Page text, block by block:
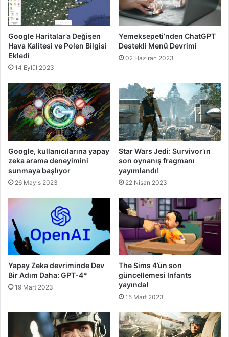
Google Haritalar’a Değişen
Hava Kalitesi ve Polen Bilgisi
Ekledi
14 Eylül 2023
Yemeksepeti’nden ChatGPT
Destekli Menü Devrimi
02 Haziran 2023
Google, kullanıcılarına yapay
zeka arama deneyimini
sunmaya başlıyor
26 Mayıs 2023
Star Wars Jedi: Survivor’ın
son oynanış fragmanı
yayımlandı!
22 Nisan 2023
Yapay Zeka devriminde Dev
Bir Adım Daha: GPT-4*
19 Mart 2023
The Sims 4’ün son
güncellemesi Infants
yayında!
15 Mart 2023